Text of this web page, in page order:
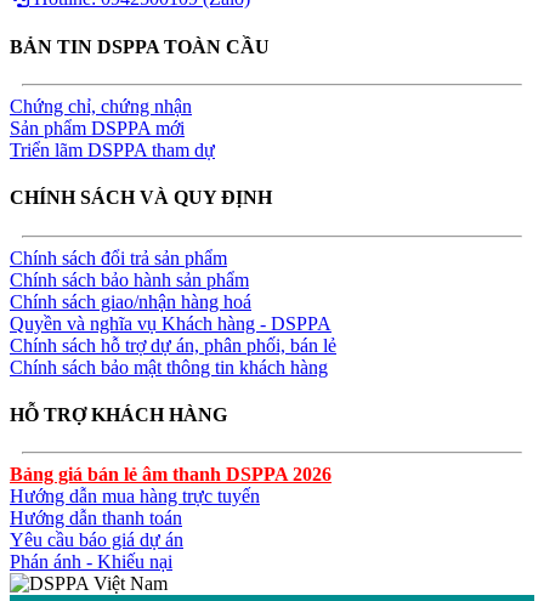
BẢN TIN DSPPA TOÀN CẦU
Chứng chỉ, chứng nhận
Sản phẩm DSPPA mới
Triển lãm DSPPA tham dự
CHÍNH SÁCH VÀ QUY ĐỊNH
Chính sách đổi trả sản phẩm
Chính sách bảo hành sản phẩm
Chính sách giao/nhận hàng hoá
Quyền và nghĩa vụ Khách hàng - DSPPA
Chính sách hỗ trợ dự án, phân phối, bán lẻ
Chính sách bảo mật thông tin khách hàng
HỖ TRỢ KHÁCH HÀNG
Bảng giá bán lẻ âm thanh DSPPA 2026
Hướng dẫn mua hàng trực tuyến
Hướng dẫn thanh toán
Yêu cầu báo giá dự án
Phán ánh - Khiếu nại